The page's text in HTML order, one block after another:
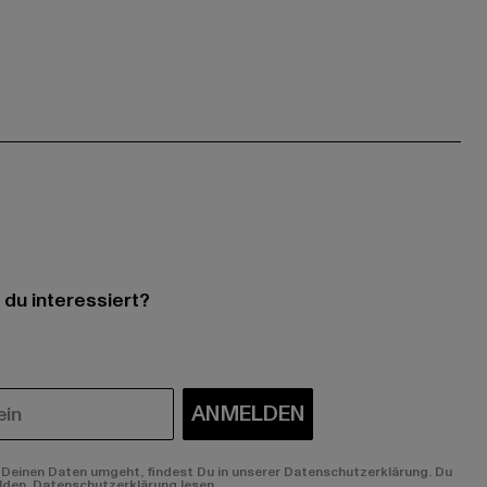
interessiert?
ANMELDEN
Daten umgeht, findest Du in unserer Datenschutzerklärung. Du